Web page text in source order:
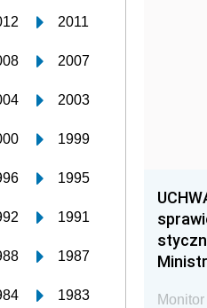
2011
2007
2003
1999
1995
1991
1987
1983